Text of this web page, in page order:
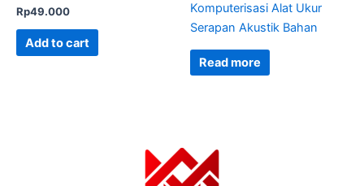
Rp49.000
Add to cart
Komputerisasi Alat Ukur
Serapan Akustik Bahan
Read more